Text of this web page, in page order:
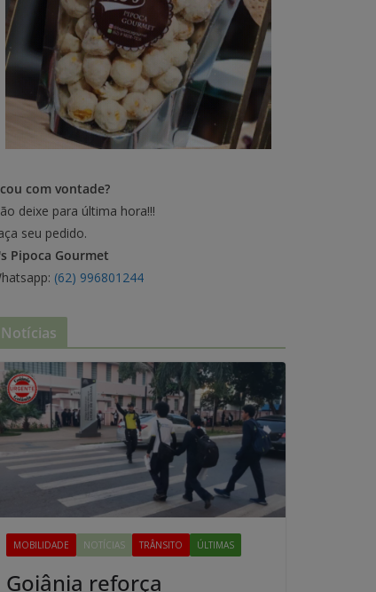
com vontade?
deixe para última hora!!!
seu pedido.
Pipoca Gourmet
(62) 996801244
Notícias
MOBILIDADE NOTÍCIAS TRÂNSITO ÚLTIMAS
Goiânia reforça